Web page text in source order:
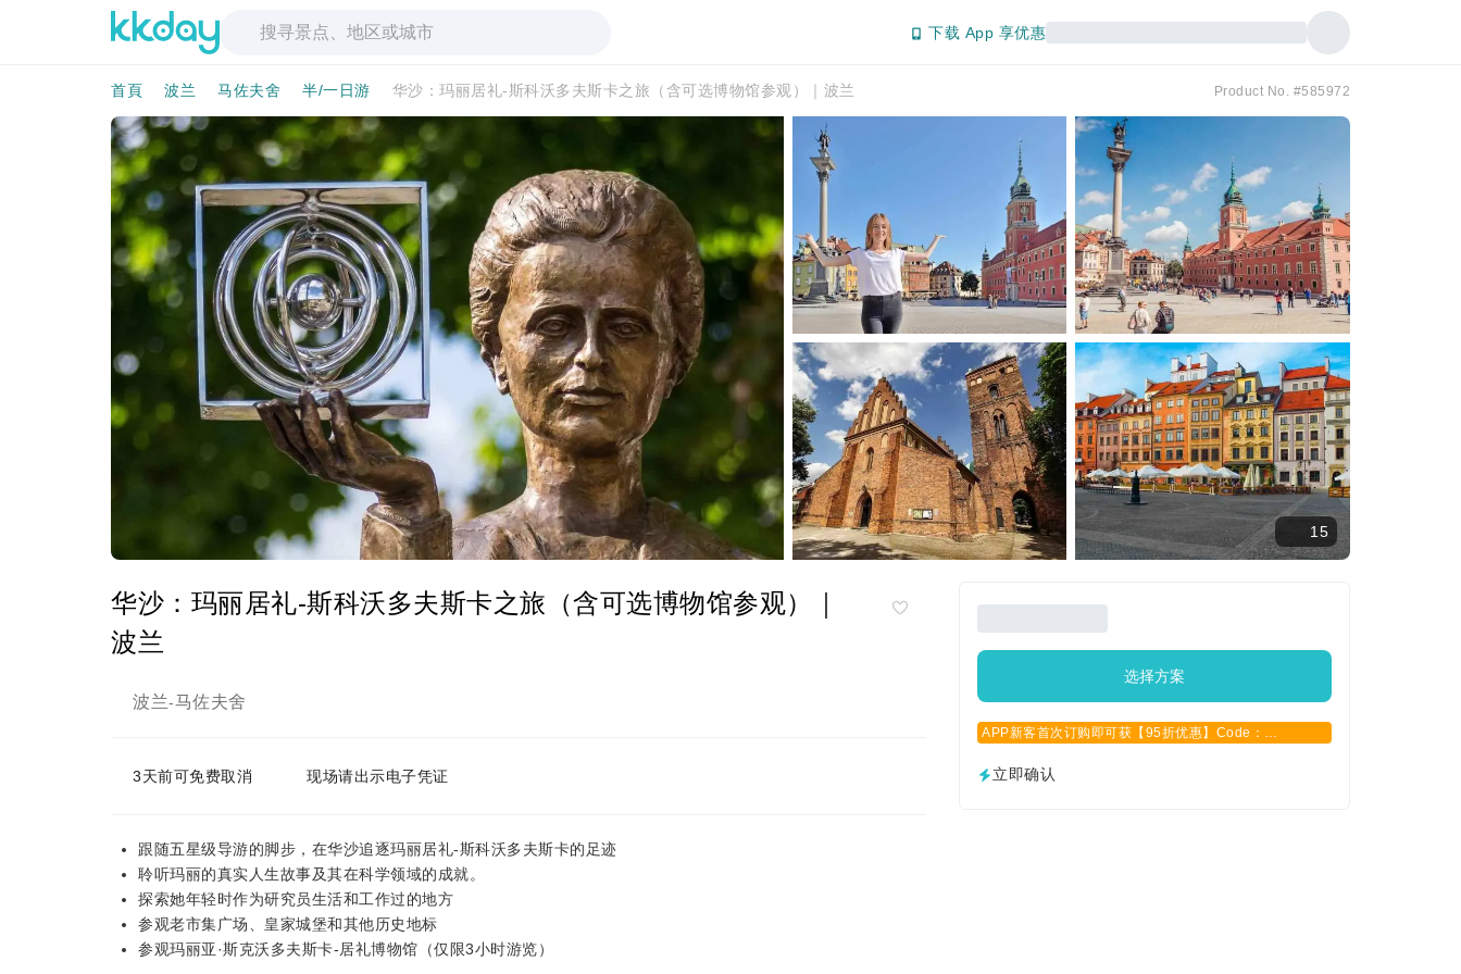
下载 App 享优惠
首頁 波兰 马佐夫舍 半/一日游 华沙：玛丽居礼-斯科沃多夫斯卡之旅（含可选博物馆参观）｜波兰 Product No. #585972
15
华沙：玛丽居礼-斯科沃多夫斯卡之旅（含可选博物馆参观）｜
波兰
波兰-马佐夫舍
3天前可免费取消 现场请出示电子凭证
跟随五星级导游的脚步，在华沙追逐玛丽居礼-斯科沃多夫斯卡的足迹
聆听玛丽的真实人生故事及其在科学领域的成就。
探索她年轻时作为研究员生活和工作过的地方
参观老市集广场、皇家城堡和其他历史地标
参观玛丽亚·斯克沃多夫斯卡-居礼博物馆（仅限3小时游览）
选择方案
APP新客首次订购即可获【95折优惠】Code：
立即确认